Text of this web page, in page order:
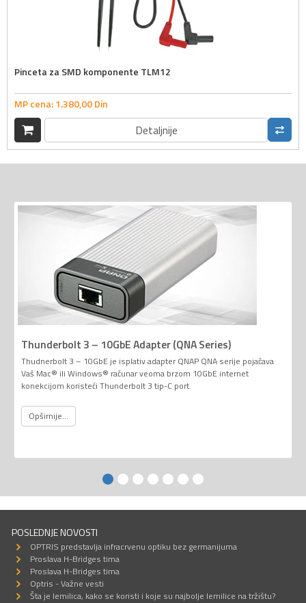
Pinceta za SMD komponente TLM12
MP cena:1.380,00Din
Detaljnije
Thunderbolt 3 – 10GbE Adapter (QNA Series)
Thudnerbolt 3 – 10GbE je isplativ adapter QNAP QNA serije pojačava
Vaš Mac® ili Windows® računar veoma brzom 10GbE internet
konekcijom koristeći Thunderbolt 3 tip-C port.
Opširnije...
POSLEDNJE NOVOSTI
OPTRIS predstavlja infracrvenu optiku bez germanijuma
Proslava H-Bridges tima
Proslava H-Bridges tima
Optris - Važne vesti
Šta je lemilica, kako se koristi i koje su najbolje lemilice na tržištu?